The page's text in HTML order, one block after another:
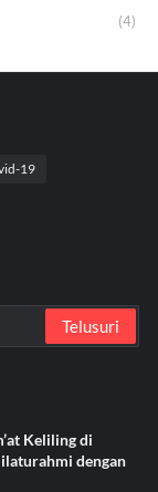
(4)
19
Keliling di
dengan